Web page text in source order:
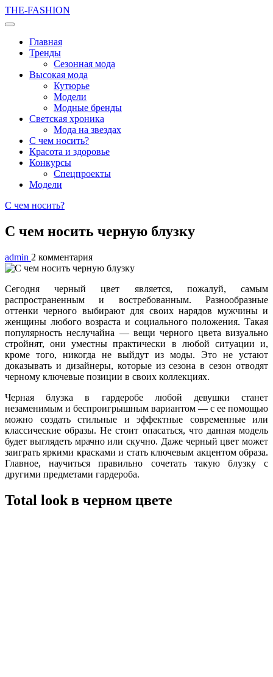
THE-FASHION
Главная
Тренды
Сезонная мода
Высокая мода
Кутюрье
Модели
Модные бренды
Светская хроника
Мода на звездах
С чем носить?
Красота и здоровье
Конкурсы
Спецпроекты
Модели
С чем носить?
С чем носить черную блузку
admin 2 комментария
Сегодня черный цвет является, пожалуй, самым
распространенным и востребованным. Разнообразные
оттенки черного выбирают для своих нарядов мужчины и
женщины любого возраста и социального положения. Такая
популярность неслучайна — вещи черного цвета визуально
стройнят, они уместны практически в любой ситуации и,
кроме того, никогда не выйдут из моды. Это не устают
доказывать и дизайнеры, которые из сезона в сезон отводят
черному ключевые позиции в своих коллекциях.
Черная блузка в гардеробе любой девушки станет
незаменимым и беспроигрышным вариантом — с ее помощью
можно создать стильные и эффектные современные или
классические образы. Не стоит опасаться, что данная модель
будет выглядеть мрачно или скучно. Даже черный цвет может
заиграть яркими красками и стать ключевым акцентом образа.
Главное, научиться правильно сочетать такую блузку с
другими предметами гардероба.
Total look в черном цвете